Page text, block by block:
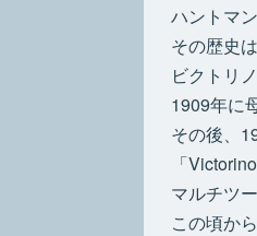
ハントマ
その歴史
ビクトリ
1909年に
その後、
「
マルチツ
この頃か